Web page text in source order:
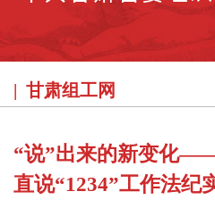
甘肃组工网
“说”出来的新变化
直说“1234”工作法纪